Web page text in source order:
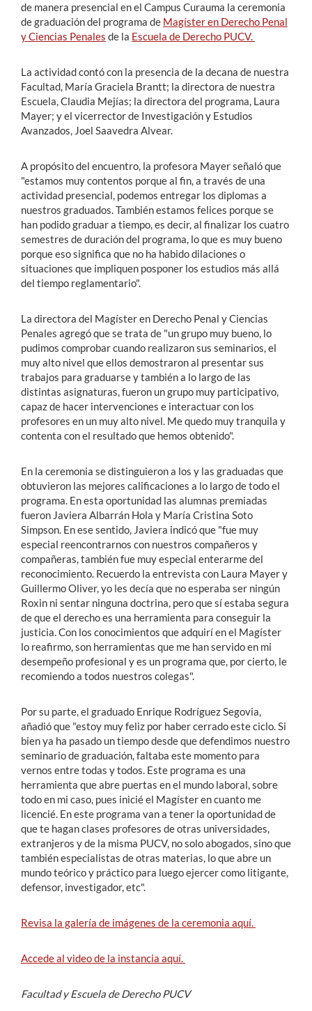
de manera presencial en el Campus Curauma la ceremonia
de graduación del programa de Magíster en Derecho Penal
y Ciencias Penales de la Escuela de Derecho PUCV.
La actividad contó con la presencia de la decana de nuestra
Facultad, María Graciela Brantt; la directora de nuestra
Escuela, Claudia Mejías; la directora del programa, Laura
Mayer; y el vicerrector de Investigación y Estudios
Avanzados, Joel Saavedra Alvear.
A propósito del encuentro, la profesora Mayer señaló que
"estamos muy contentos porque al fin, a través de una
actividad presencial, podemos entregar los diplomas a
nuestros graduados. También estamos felices porque se
han podido graduar a tiempo, es decir, al finalizar los cuatro
semestres de duración del programa, lo que es muy bueno
porque eso significa que no ha habido dilaciones o
situaciones que impliquen posponer los estudios más allá
del tiempo reglamentario".
La directora del Magíster en Derecho Penal y Ciencias
Penales agregó que se trata de "un grupo muy bueno, lo
pudimos comprobar cuando realizaron sus seminarios, el
muy alto nivel que ellos demostraron al presentar sus
trabajos para graduarse y también a lo largo de las
distintas asignaturas, fueron un grupo muy participativo,
capaz de hacer intervenciones e interactuar con los
profesores en un muy alto nivel. Me quedo muy tranquila y
contenta con el resultado que hemos obtenido".
En la ceremonia se distinguieron a los y las graduadas que
obtuvieron las mejores calificaciones a lo largo de todo el
programa. En esta oportunidad las alumnas premiadas
fueron Javiera Albarrán Hola y María Cristina Soto
Simpson. En ese sentido, Javiera indicó que "fue muy
especial reencontrarnos con nuestros compañeros y
compañeras, también fue muy especial enterarme del
reconocimiento. Recuerdo la entrevista con Laura Mayer y
Guillermo Oliver, yo les decía que no esperaba ser ningún
Roxin ni sentar ninguna doctrina, pero que sí estaba segura
de que el derecho es una herramienta para conseguir la
justicia. Con los conocimientos que adquirí en el Magíster
lo reafirmo, son herramientas que me han servido en mi
desempeño profesional y es un programa que, por cierto, le
recomiendo a todos nuestros colegas".
Por su parte, el graduado Enrique Rodríguez Segovia,
añadió que "estoy muy feliz por haber cerrado este ciclo. Si
bien ya ha pasado un tiempo desde que defendimos nuestro
seminario de graduación, faltaba este momento para
vernos entre todas y todos. Este programa es una
herramienta que abre puertas en el mundo laboral, sobre
todo en mi caso, pues inicié el Magíster en cuanto me
licencié. En este programa van a tener la oportunidad de
que te hagan clases profesores de otras universidades,
extranjeros y de la misma PUCV, no solo abogados, sino que
también especialistas de otras materias, lo que abre un
mundo teórico y práctico para luego ejercer como litigante,
defensor, investigador, etc".
Revisa la galería de imágenes de la ceremonia aquí.
Accede al video de la instancia aquí.
Facultad y Escuela de Derecho PUCV